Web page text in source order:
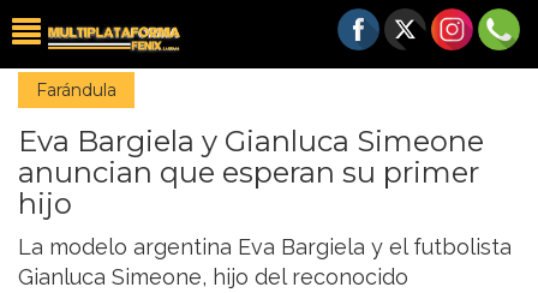
Farándula
Eva Bargiela y Gianluca Simeone
anuncian que esperan su primer
hijo
La modelo argentina Eva Bargiela y el futbolista
Gianluca Simeone, hijo del reconocido